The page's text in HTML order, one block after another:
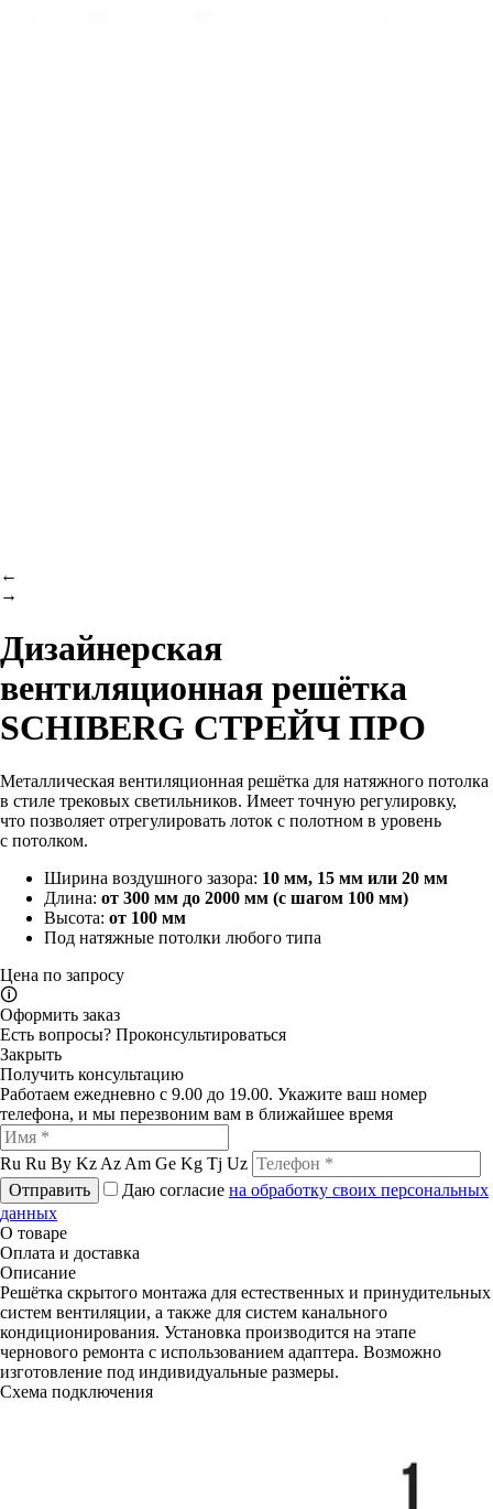
←
→
Дизайнерская
вентиляционная решётка
SCHIBERG СТРЕЙЧ ПРО
Металлическая вентиляционная решётка для натяжного потолка
в стиле трековых светильников. Имеет точную регулировку,
что позволяет отрегулировать лоток с полотном в уровень
с потолком.
Ширина воздушного зазора: 10 мм, 15 мм или 20 мм
Длина: от 300 мм до 2000 мм (с шагом 100 мм)
Высота: от 100 мм
Под натяжные потолки любого типа
Цена по запросу
🛈
Оформить заказ
Есть вопросы? Проконсультироваться
Закрыть
Получить консультацию
Работаем ежедневно с 9.00 до 19.00. Укажите ваш номер
телефона, и мы перезвоним вам в ближайшее время
Ru Ru By Kz Az Am Ge Kg Tj Uz
Отправить
Даю согласие на обработку своих персональных
данных
О товаре
Оплата и доставка
Описание
Решётка скрытого монтажа для естественных и принудительных
систем вентиляции, а также для систем канального
кондиционирования. Установка производится на этапе
чернового ремонта с использованием адаптера. Возможно
изготовление под индивидуальные размеры.
Схема подключения